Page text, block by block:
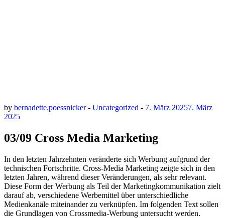
by bernadette.poessnicker- Uncategorized - 7. März 20257. März
2025
03/09 Cross Media Marketing
In den letzten Jahrzehnten veränderte sich Werbung aufgrund der
technischen Fortschritte. Cross-Media Marketing zeigte sich in den
letzten Jahren, während dieser Veränderungen, als sehr relevant.
Diese Form der Werbung als Teil der Marketingkommunikation zielt
darauf ab, verschiedene Werbemittel über unterschiedliche
Medienkanäle miteinander zu verknüpfen. Im folgenden Text sollen
die Grundlagen von Crossmedia-Werbung untersucht werden.